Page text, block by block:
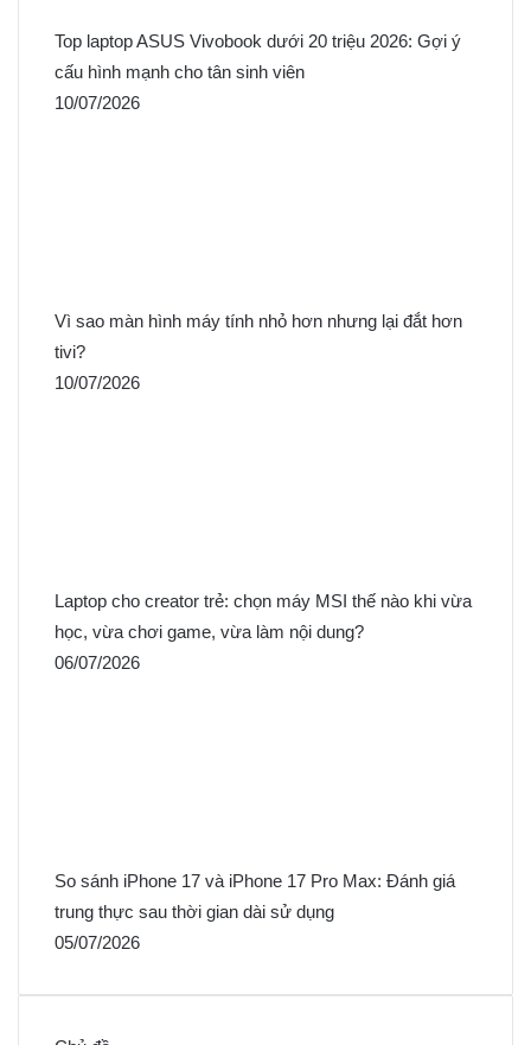
Top laptop ASUS Vivobook dưới 20 triệu 2026: Gợi ý
cấu hình mạnh cho tân sinh viên
10/07/2026
Vì sao màn hình máy tính nhỏ hơn nhưng lại đắt hơn
tivi?
10/07/2026
Laptop cho creator trẻ: chọn máy MSI thế nào khi vừa
học, vừa chơi game, vừa làm nội dung?
06/07/2026
So sánh iPhone 17 và iPhone 17 Pro Max: Đánh giá
trung thực sau thời gian dài sử dụng
05/07/2026